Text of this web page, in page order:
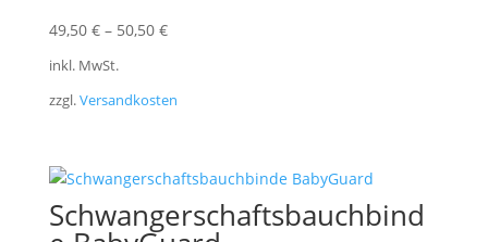
49,50 €– 50,50 €
inkl. MwSt.
zzgl.Versandkosten
Schwangerschaftsbauchbind